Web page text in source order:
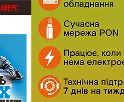
АВЕРС